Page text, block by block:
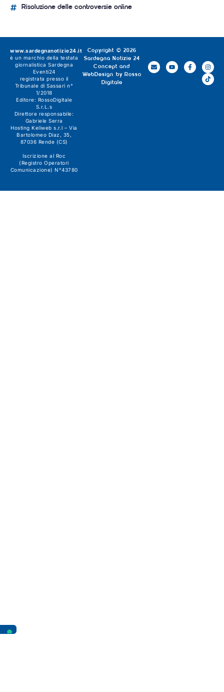
Risoluzione delle controversie online
Copyright © 2026
Sardegna Notizie 24
Concept and
WebDesign by Rosso
Digitale
www.sardegnanotizie24.it
è un marchio della testata
giornalistica Sardegna
Eventi24
registrata presso il
Tribunale di Sassari n°
1/2018
Editore: RossoDigitale
S.r.L.s
Direttore responsabile:
Gabriele Serra
Hosting Keliweb s.r.l – Via
Bartolomeo Diaz, 35,
87036 Rende (CS)
Iscrizione al Roc
(Registro Operatori
Comunicazione) N°43780